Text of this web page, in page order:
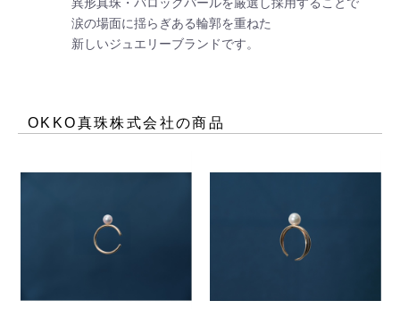
異形真珠・バロックパールを厳選し採用することで
涙の場面に揺らぎある輪郭を重ねた
新しいジュエリーブランドです。
OKKO真珠株式会社の商品